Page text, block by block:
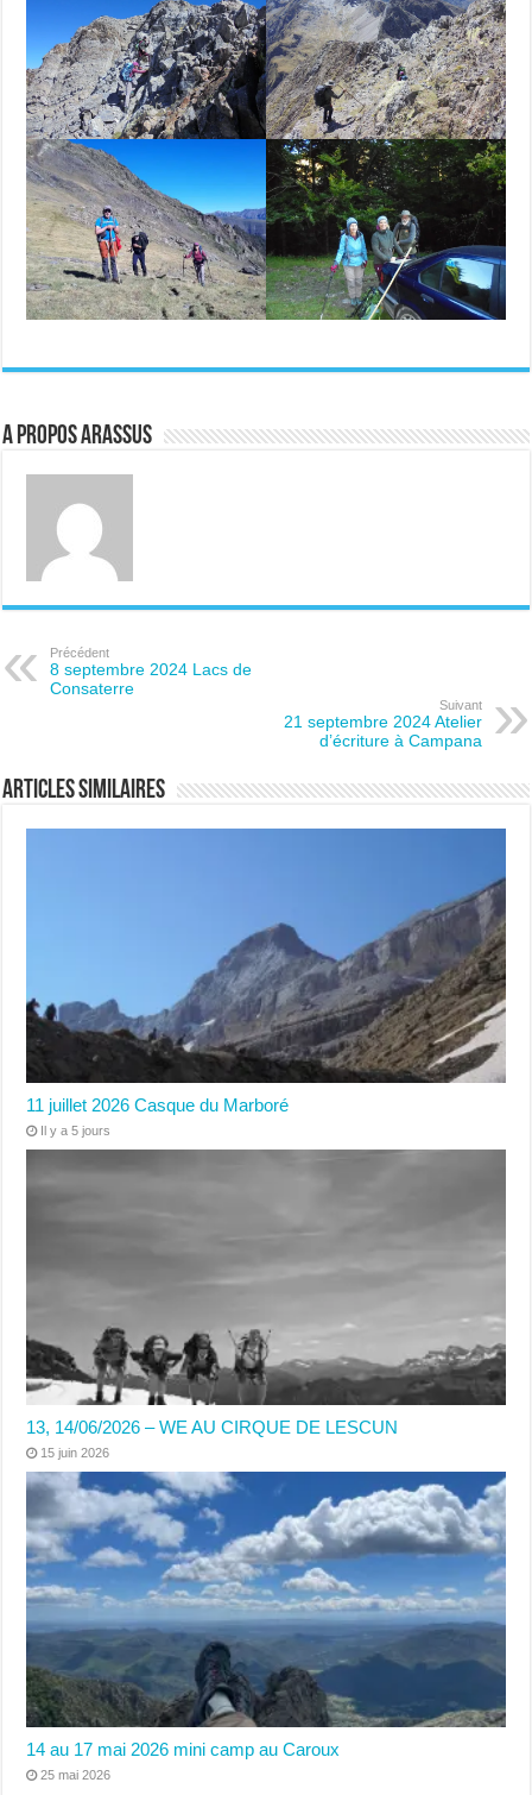
A propos ARASSUS
Précédent
8 septembre 2024 Lacs de
Consaterre
Suivant
21 septembre 2024 Atelier
d’écriture à Campana
Articles similaires
11 juillet 2026 Casque du Marboré
Il y a 5 jours
13, 14/06/2026 – WE AU CIRQUE DE LESCUN
15 juin 2026
14 au 17 mai 2026 mini camp au Caroux
25 mai 2026